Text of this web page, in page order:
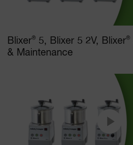
Blixer® 5, Blixer 5 2V, Blixer®
& Maintenance